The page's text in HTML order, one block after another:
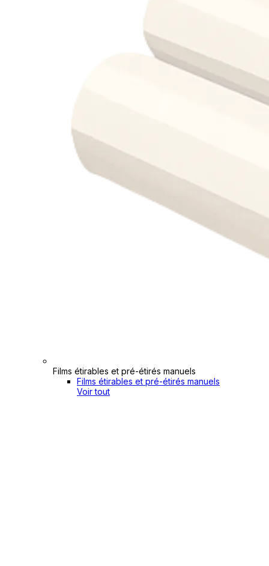
Films étirables et pré-étirés manuels
Films étirables et pré-étirés manuels
Voir tout